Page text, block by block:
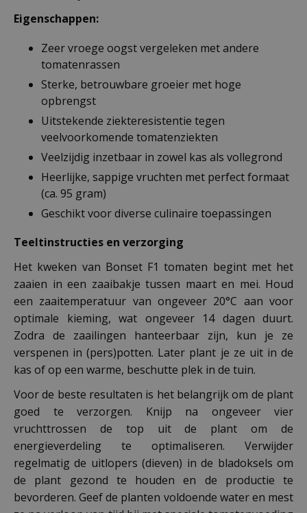
Eigenschappen:
Zeer vroege oogst vergeleken met andere
tomatenrassen
Sterke, betrouwbare groeier met hoge
opbrengst
Uitstekende ziekteresistentie tegen
veelvoorkomende tomatenziekten
Veelzijdig inzetbaar in zowel kas als vollegrond
Heerlijke, sappige vruchten met perfect formaat
(ca. 95 gram)
Geschikt voor diverse culinaire toepassingen
Teeltinstructies en verzorging
Het kweken van Bonset F1 tomaten begint met het
zaaien in een zaaibakje tussen maart en mei. Houd
een zaaitemperatuur van ongeveer 20°C aan voor
optimale kieming, wat ongeveer 14 dagen duurt.
Zodra de zaailingen hanteerbaar zijn, kun je ze
verspenen in (pers)potten. Later plant je ze uit in de
kas of op een warme, beschutte plek in de tuin.
Voor de beste resultaten is het belangrijk om de plant
goed te verzorgen. Knijp na ongeveer vier
vruchttrossen de top uit de plant om de
energieverdeling te optimaliseren. Verwijder
regelmatig de uitlopers (dieven) in de bladoksels om
de plant gezond te houden en de productie te
bevorderen. Geef de planten voldoende water en mest